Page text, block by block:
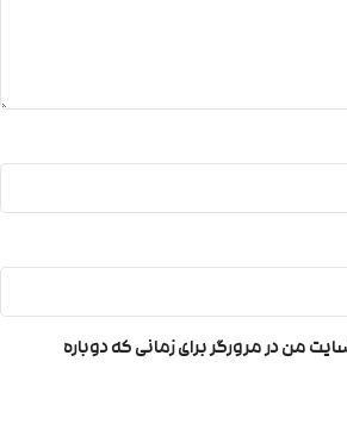
من در مرورگر برای زمانی که دوباره